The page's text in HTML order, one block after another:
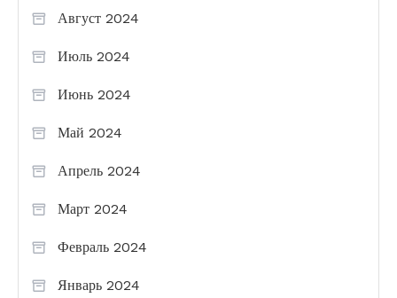
Август 2024
Июль 2024
Июнь 2024
Май 2024
Апрель 2024
Март 2024
Февраль 2024
Январь 2024